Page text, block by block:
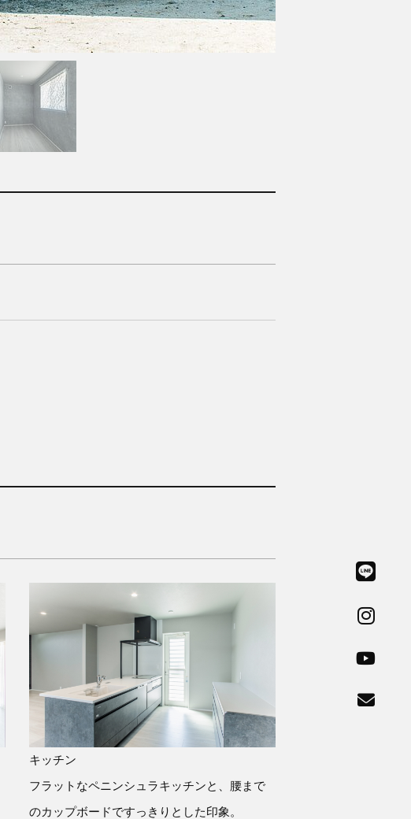
キッチン
フラットなペニンシュラキッチンと、腰まで
のカップボードですっきりとした印象。